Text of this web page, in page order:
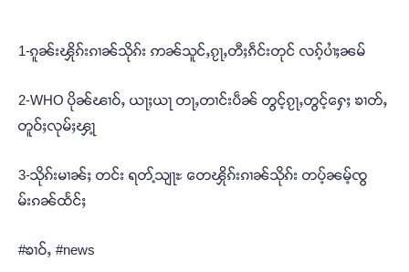
1-ၵူၼ်းၾိုၵ်းၵၢၼ်သိုၵ်း ဢၼ်သူင်ႇၵႂႃႇတီႈၵဵင်းတုင် လၵ့်ပၢႆႈၼမ်
2-WHO ပိုၼ်ၽၢဝ်ႇ ယႃႈယႃ တႃႇတၢင်းပဵၼ် တွင့်ၵႂႃႇတွင့်ႁေႈ ၶၢတ်ႇ
တူဝ်ႈလုမ်ႈၾႃ့
3-သိုၵ်းမၢၼ်ႈ တင်း ရတ့်သျႃႊ တေၾိုၵ်းၵၢၼ်သိုၵ်း တပ့်ၼမ့်ၸွ
မ်းၵၼ်ထႅင်ႈ
#ၶၢဝ်ႇ #news